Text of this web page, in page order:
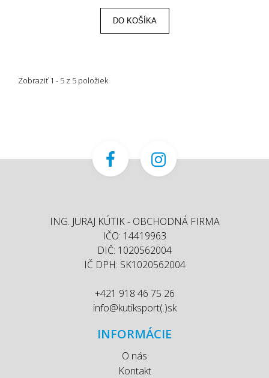
DO KOŠÍKA
Zobraziť 1 - 5 z 5 položiek
ING. JURAJ KÚTIK - OBCHODNÁ FIRMA
IČO: 14419963
DIČ: 1020562004
IČ DPH: SK1020562004
+421 918 46 75 26
info@kutiksport(.)sk
INFORMÁCIE
O nás
Kontakt